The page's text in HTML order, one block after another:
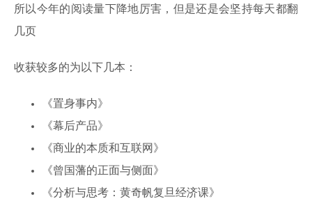
所以今年的阅读量下降地厉害，但是还是会坚持每天都翻
几页
收获较多的为以下几本：
《置身事内》
《幕后产品》
《商业的本质和互联网》
《曾国藩的正面与侧面》
《分析与思考：黄奇帆复旦经济课》